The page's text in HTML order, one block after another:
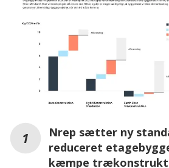
Nrep sætter ny
reduceret
kæmpe